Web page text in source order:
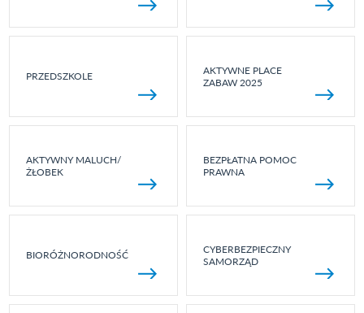
PRZEDSZKOLE
AKTYWNE PLACE
ZABAW 2025
AKTYWNY MALUCH/
ŻŁOBEK
BEZPŁATNA POMOC
PRAWNA
BIORÓŻNORODNOŚĆ
CYBERBEZPIECZNY
SAMORZĄD